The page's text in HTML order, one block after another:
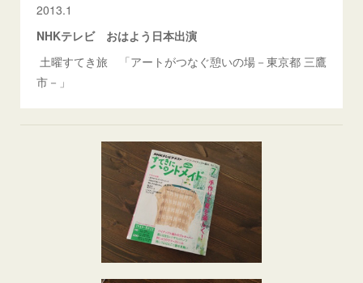
2013.1
NHKテレビ おはよう日本出演
土曜すてき旅 「アートがつなぐ憩いの場－東京都 三鷹
市－」